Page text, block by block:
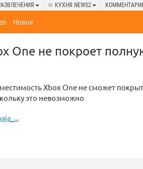
КУХНЯ NEWS2
Новое
One не покроет
Xbox One не сможет
это невозможно